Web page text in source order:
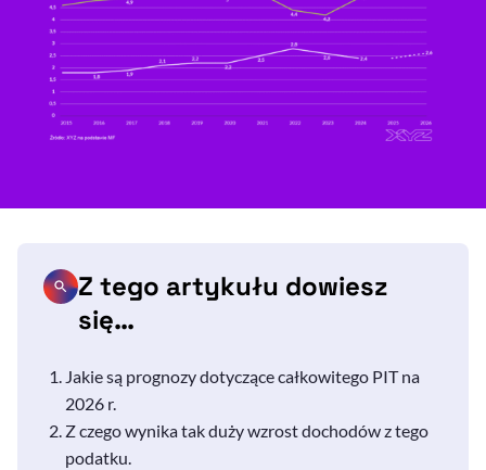
Z tego artykułu dowiesz
się…
Jakie są prognozy dotyczące całkowitego PIT na
2026 r.
Z czego wynika tak duży wzrost dochodów z tego
podatku.